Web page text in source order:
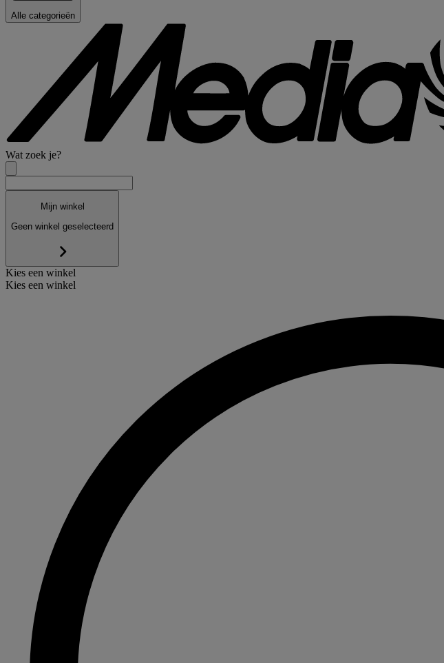
Alle categorieën
Wat zoek je?
Mijn winkel
Geen winkel geselecteerd
Kies een winkel
Kies een winkel